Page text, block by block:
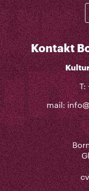
Kontakt
T:
mail: